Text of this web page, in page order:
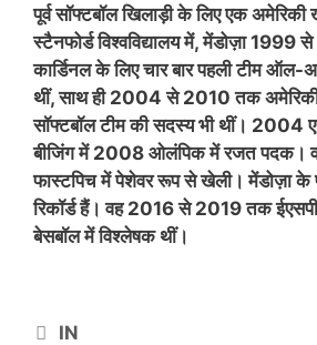
पूर्व सॉफ्टबॉल खिलाड़ी के लिए एक
स्टैनफोर्ड विश्वविद्यालय में, मेंडोज़ा
कार्डिनल के लिए चार बार पहली टीम
थीं, साथ ही 2004 से 2010 तक अमेरिकी
सॉफ्टबॉल टीम की सदस्य भी थीं।
बीजिंग में 2008 ओलंपिक में रजत पदक।
फास्टपिच में पेशेवर रूप से खेली। मेंडोज़ा के
रिकॉर्ड हैं। वह 2016 से 2019 तक
बेसबॉल में विश्लेषक थीं।
Categories
IN